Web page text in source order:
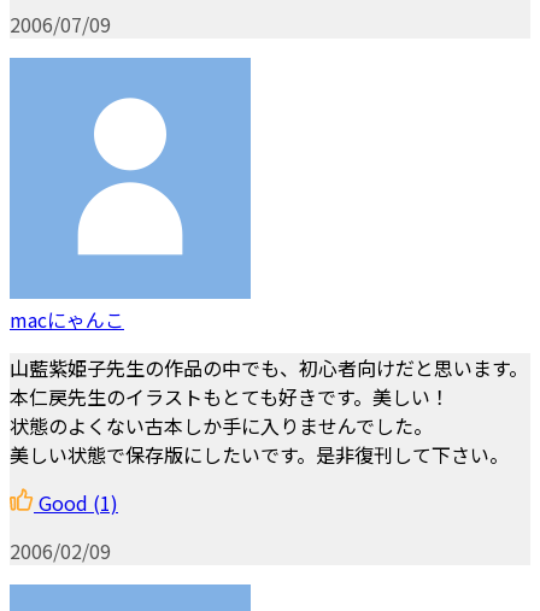
2006/07/09
macにゃんこ
山藍紫姫子先生の作品の中でも、初心者向けだと思います。
本仁戻先生のイラストもとても好きです。美しい！
状態のよくない古本しか手に入りませんでした。
美しい状態で保存版にしたいです。是非復刊して下さい。
Good (1)
2006/02/09